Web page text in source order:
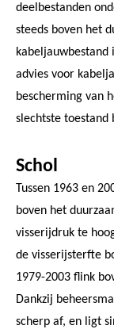
deelbestanden
steeds boven het
kabeljauwbestand
advies voor
bescherming van
slechtste toestand
Schol
Tussen 1963 en
boven het
visserijdruk te
de visserijsterfte
1979-2003 flink
Dankzij
scherp af, en ligt